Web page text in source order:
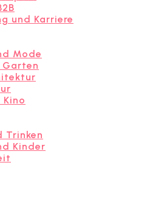
und Karriere
Mode
Garten
Kino
Trinken
Kinder